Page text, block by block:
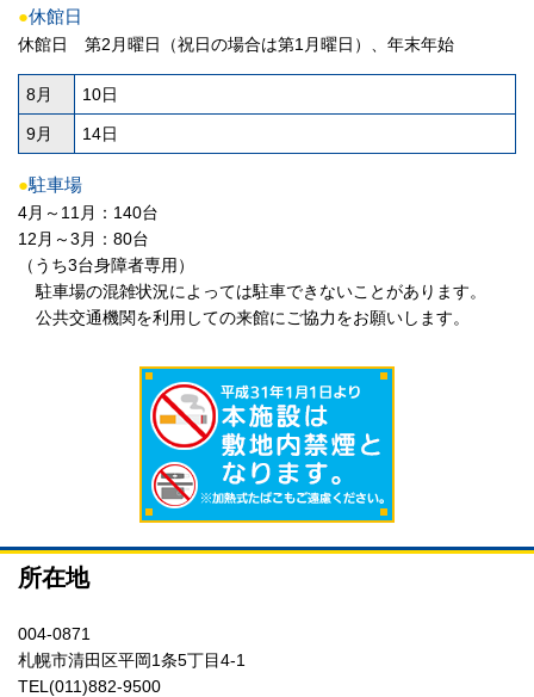
●休館日
休館日 第2月曜日（祝日の場合は第1月曜日）、年末年始
8月 10日
9月 14日
●駐車場
4月～11月：140台
12月～3月：80台
（うち3台身障者専用）
駐車場の混雑状況によっては駐車できないことがあります。
公共交通機関を利用しての来館にご協力をお願いします。
所在地
004-0871
札幌市清田区平岡1条5丁目4-1
TEL(011)882-9500